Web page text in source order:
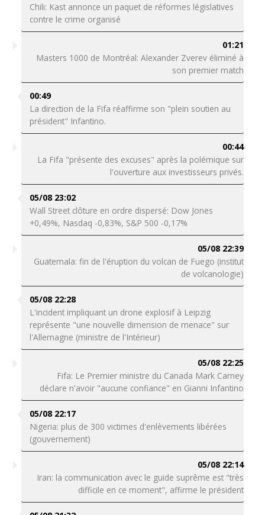
Chili: Kast annonce un paquet de réformes législatives
contre le crime organisé
01:21
Masters 1000 de Montréal: Alexander Zverev éliminé à
son premier match
00:49
La direction de la Fifa réaffirme son "plein soutien au
président" Infantino.
00:44
La Fifa "présente des excuses" après la polémique sur
l'ouverture aux investisseurs privés.
05/08 23:02
Wall Street clôture en ordre dispersé: Dow Jones
+0,49%, Nasdaq -0,83%, S&P 500 -0,17%
05/08 22:39
Guatemala: fin de l'éruption du volcan de Fuego (institut
de volcanologie)
05/08 22:28
L'incident impliquant un drone explosif à Leipzig
représente "une nouvelle dimension de menace" sur
l'Allemagne (ministre de l'Intérieur)
05/08 22:25
Fifa: Le Premier ministre du Canada Mark Carney
déclare n'avoir "aucune confiance" en Gianni Infantino
05/08 22:17
Nigeria: plus de 300 victimes d'enlèvements libérées
(gouvernement)
05/08 22:14
Iran: la communication avec le guide suprême est "très
difficile en ce moment", affirme le président